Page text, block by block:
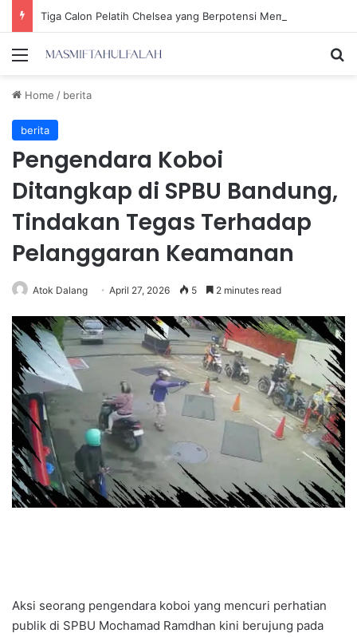
Menu
Home / berita
berita
Pengendara Koboi
Ditangkap di SPBU Bandung,
Tindakan Tegas Terhadap
Pelanggaran Keamanan
Atok Dalang April 27, 2026 5 2 minutes read
Aksi seorang pengendara koboi yang mencuri perhatian
publik di SPBU Mochamad Ramdhan kini berujung pada